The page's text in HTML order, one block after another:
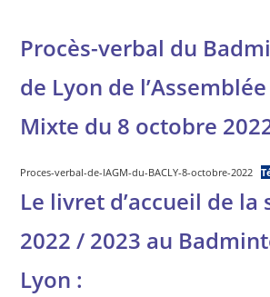
Procès-verbal du
de Lyon de
Mixte du 8 octobre
Proces-verbal-de-lAGM-du-BACLY-8-octobre-2022
Le livret d’accueil de la
2022 / 2023 au
Lyon :